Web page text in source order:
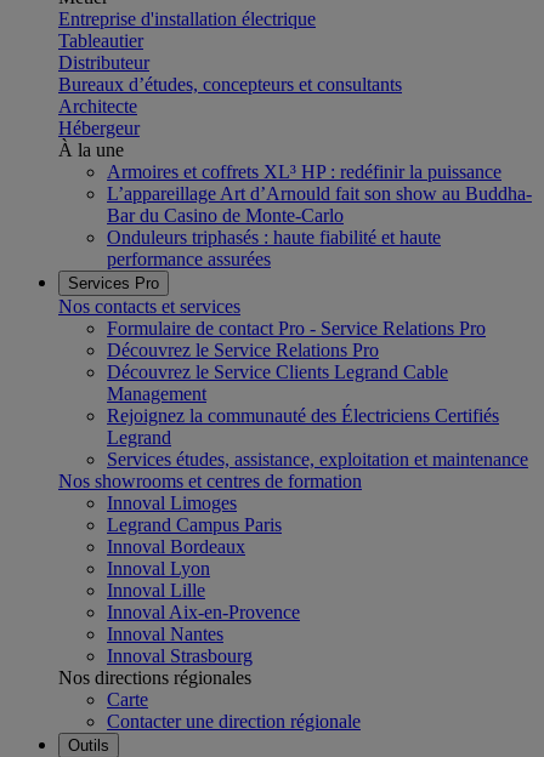
Entreprise d'installation électrique
Tableautier
Distributeur
Bureaux d’études, concepteurs et consultants
Architecte
Hébergeur
À la une
Armoires et coffrets XL³ HP : redéfinir la puissance
L’appareillage Art d’Arnould fait son show au Buddha-
Bar du Casino de Monte-Carlo
Onduleurs triphasés : haute fiabilité et haute
performance assurées
Services Pro
Nos contacts et services
Formulaire de contact Pro - Service Relations Pro
Découvrez le Service Relations Pro
Découvrez le Service Clients Legrand Cable
Management
Rejoignez la communauté des Électriciens Certifiés
Legrand
Services études, assistance, exploitation et maintenance
Nos showrooms et centres de formation
Innoval Limoges
Legrand Campus Paris
Innoval Bordeaux
Innoval Lyon
Innoval Lille
Innoval Aix-en-Provence
Innoval Nantes
Innoval Strasbourg
Nos directions régionales
Carte
Contacter une direction régionale
Outils